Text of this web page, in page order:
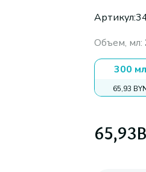
Артикул:
Объем, мл:
300 мл
65,93
65,93